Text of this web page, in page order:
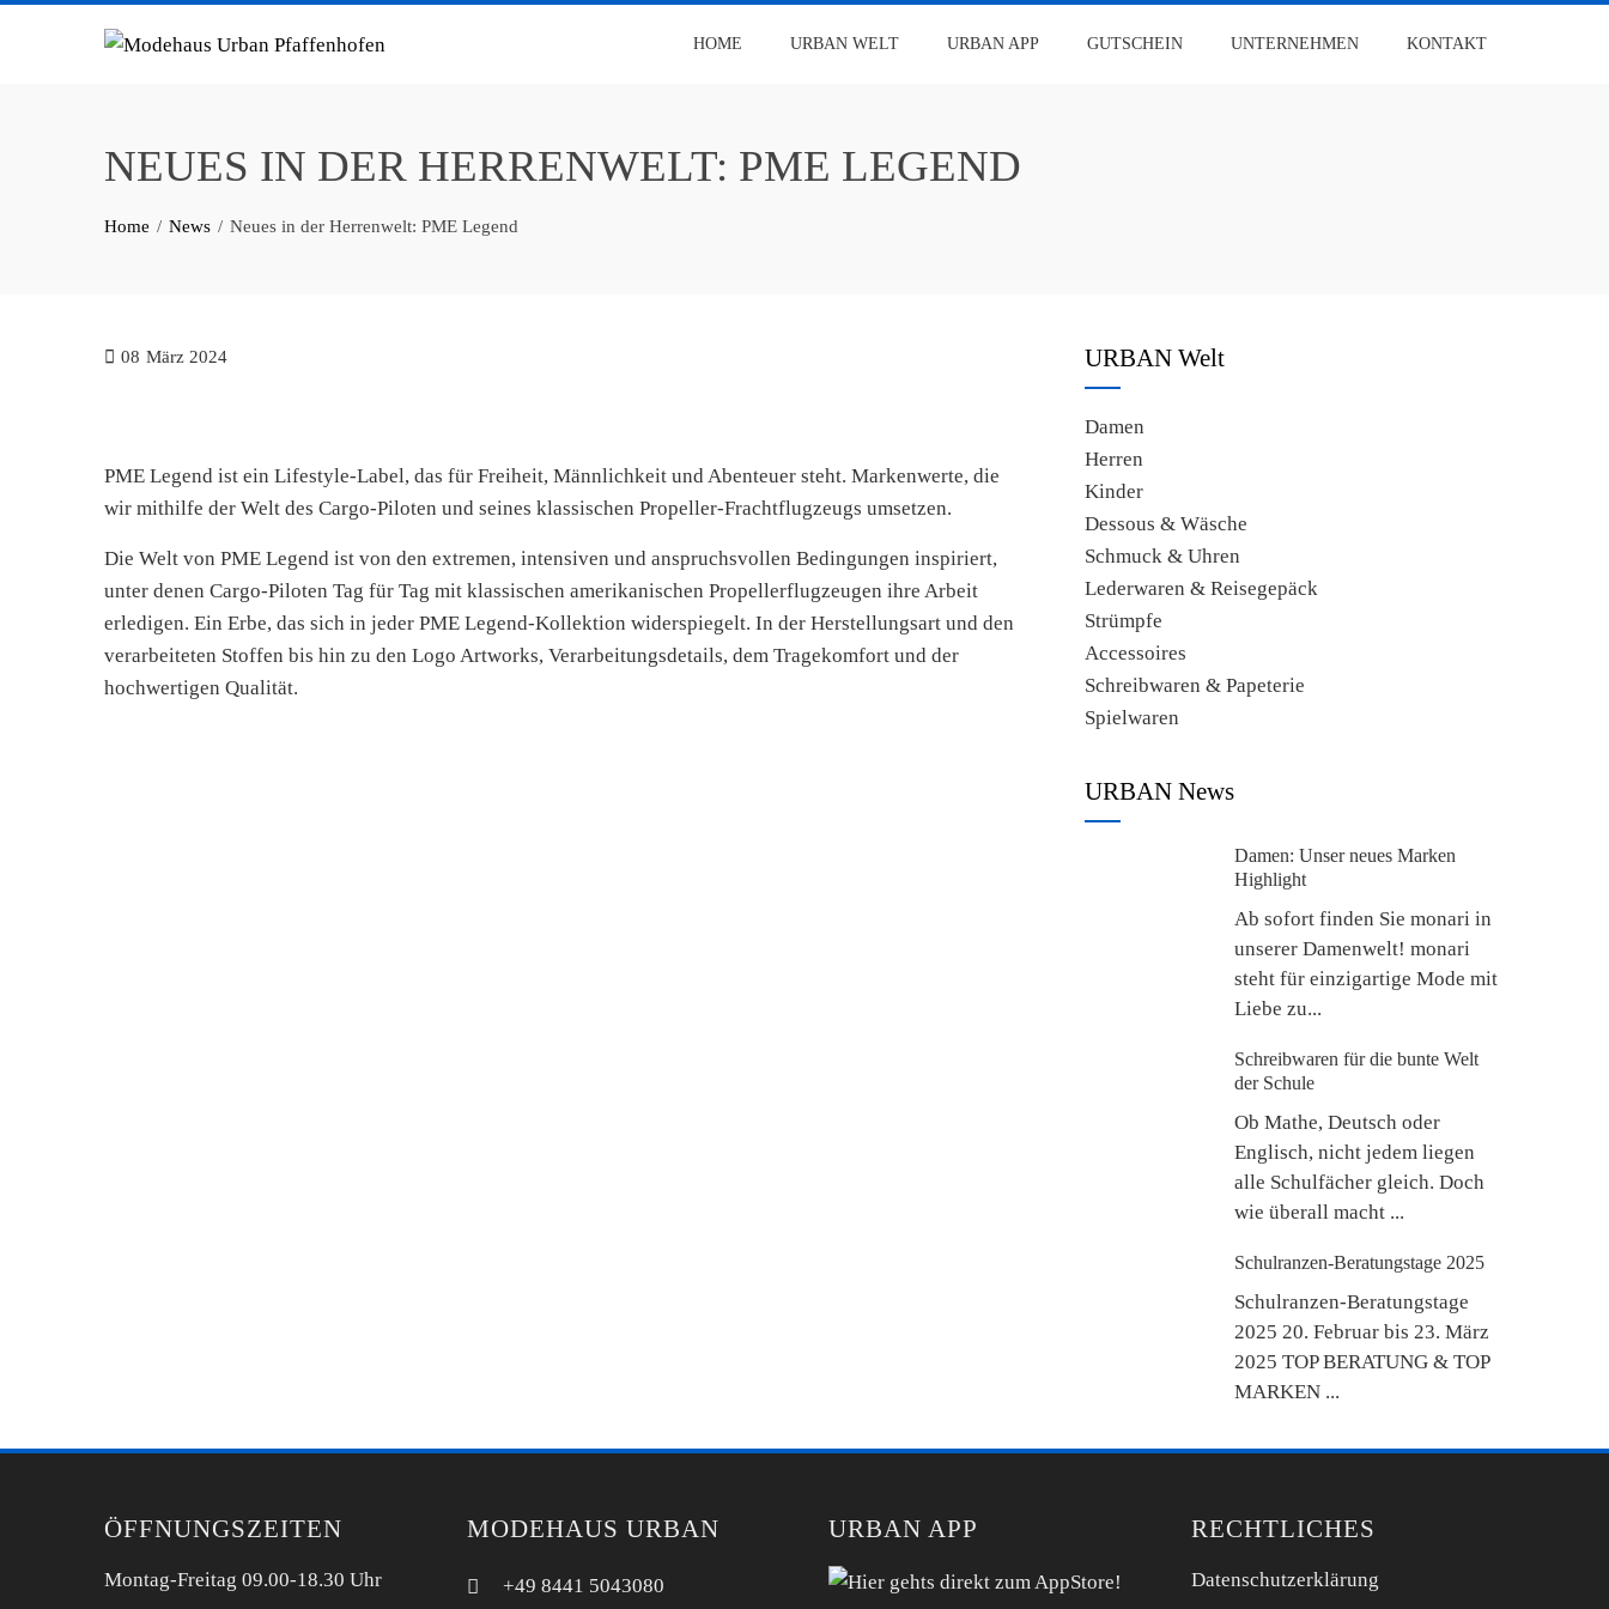
HOME URBAN WELT URBAN APP GUTSCHEIN UNTERNEHMEN KONTAKT
NEUES IN DER HERRENWELT: PME LEGEND
Home News Neues in der Herrenwelt: PME Legend
08 März 2024
PME Legend ist ein Lifestyle-Label, das für Freiheit, Männlichkeit und Abenteuer steht. Markenwerte, die
wir mithilfe der Welt des Cargo-Piloten und seines klassischen Propeller-Frachtflugzeugs umsetzen.
Die Welt von PME Legend ist von den extremen, intensiven und anspruchsvollen Bedingungen inspiriert,
unter denen Cargo-Piloten Tag für Tag mit klassischen amerikanischen Propellerflugzeugen ihre Arbeit
erledigen. Ein Erbe, das sich in jeder PME Legend-Kollektion widerspiegelt. In der Herstellungsart und den
verarbeiteten Stoffen bis hin zu den Logo Artworks, Verarbeitungsdetails, dem Tragekomfort und der
hochwertigen Qualität.
URBAN Welt
Damen
Herren
Kinder
Dessous & Wäsche
Schmuck & Uhren
Lederwaren & Reisegepäck
Strümpfe
Accessoires
Schreibwaren & Papeterie
Spielwaren
URBAN News
Damen: Unser neues Marken
Highlight
Ab sofort finden Sie monari in
unserer Damenwelt! monari
steht für einzigartige Mode mit
Liebe zu...
Schreibwaren für die bunte Welt
der Schule
Ob Mathe, Deutsch oder
Englisch, nicht jedem liegen
alle Schulfächer gleich. Doch
wie überall macht ...
Schulranzen-Beratungstage 2025
Schulranzen-Beratungstage
2025 20. Februar bis 23. März
2025 TOP BERATUNG & TOP
MARKEN ...
ÖFFNUNGSZEITEN
Montag-Freitag 09.00-18.30 Uhr
MODEHAUS URBAN
+49 8441 5043080
URBAN APP RECHTLICHES
Datenschutzerklärung